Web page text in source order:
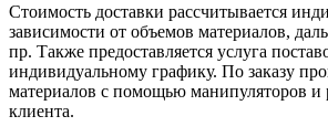
Стоимость доставки рассчитывается
зависимости от объемов материалов,
пр. Также предоставляется услуга
индивидуальному графику. По заказу
материалов с помощью манипуляторов и
клиента.